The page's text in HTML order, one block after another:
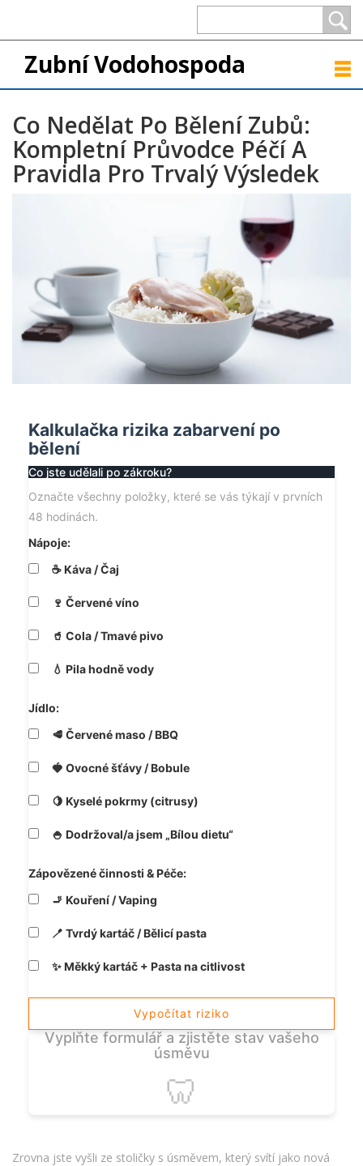
Zubní Vodohospoda
Co Nedělat Po Bělení Zubů:
Kompletní Průvodce Péčí A
Pravidla Pro Trvalý Výsledek
Kalkulačka rizika zabarvení po
bělení
Co jste udělali po zákroku?
Označte všechny položky, které se vás týkají v prvních
48 hodinách.
Nápoje:
☕ Káva / Čaj
🍷 Červené víno
🥤 Cola / Tmavé pivo
💧 Pila hodně vody
Jídlo:
🥩 Červené maso / BBQ
🍓 Ovocné šťávy / Bobule
🍋 Kyselé pokrmy (citrusy)
🍚 Dodržoval/a jsem „Bílou dietu“
Zápovězené činnosti & Péče:
🚬 Kouření / Vaping
🪥 Tvrdý kartáč / Bělicí pasta
✨ Měkký kartáč + Pasta na citlivost
Vypočítat riziko
Vyplňte formulář a zjistěte stav vašeho
úsměvu
🦷
Zrovna jste vyšli ze stoličky s úsměvem, který svítí jako nová